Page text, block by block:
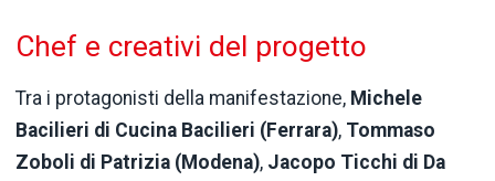
Chef e creativi del progetto
Tra i protagonisti della manifestazione, Michele
Bacilieri di Cucina Bacilieri (Ferrara), Tommaso
Zoboli di Patrizia (Modena), Jacopo Ticchi di Da